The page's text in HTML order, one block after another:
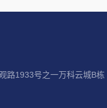
路1933号之一万科云城B栋